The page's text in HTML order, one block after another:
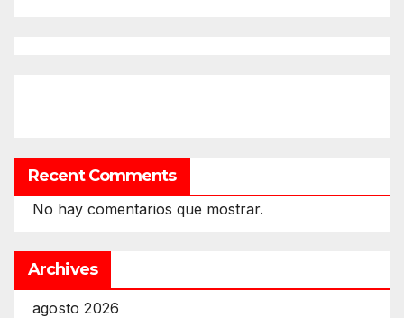
Recent Comments
No hay comentarios que mostrar.
Archives
agosto 2026